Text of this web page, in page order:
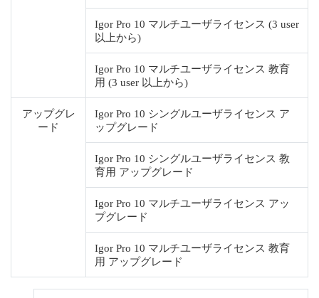
Igor Pro 10 マルチユーザライセンス (3 user
以上から)
Igor Pro 10 マルチユーザライセンス 教育
用 (3 user 以上から)
アップグレ
ード
Igor Pro 10 シングルユーザライセンス ア
ップグレード
Igor Pro 10 シングルユーザライセンス 教
育用 アップグレード
Igor Pro 10 マルチユーザライセンス アッ
プグレード
Igor Pro 10 マルチユーザライセンス 教育
用 アップグレード